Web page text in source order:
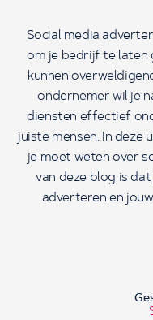
Social media
om je bedrijf te laten
kunnen
ondernemer wil je
diensten effectief
juiste mensen. In deze
je moet weten over
van deze blog is
adverteren en